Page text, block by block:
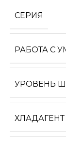
СЕРИЯ
РАБОТА С
УРОВЕНЬ
ХЛАДАГЕНТ